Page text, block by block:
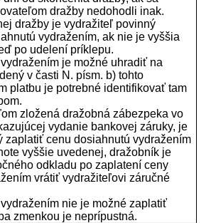
dražby nedohodli inak.
dražby je vydražiteľ povinný
vydražením, ak nie je vyššia
po udelení príklepu.
je možné uhradiť na
v časti N. písm. b) tohto
platbu je potrebné identifikovať tam
zložená dražobná zábezpeka vo
vydanie bankovej záruky, je
zaplatiť cenu dosiahnutú vydražením
vyššie uvedenej, dražobník je
odkladu po zaplatení ceny
vrátiť vydražiteľovi záručné
nie je možné zaplatiť
zmenkou je neprípustná.